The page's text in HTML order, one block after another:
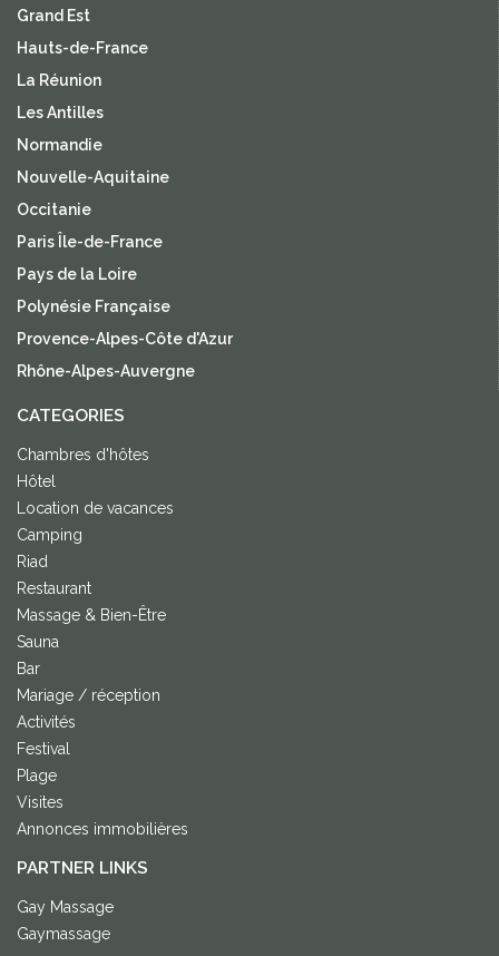
Grand Est
Hauts-de-France
La Réunion
Les Antilles
Normandie
Nouvelle-Aquitaine
Occitanie
Paris Île-de-France
Pays de la Loire
Polynésie Française
Provence-Alpes-Côte d'Azur
Rhône-Alpes-Auvergne
CATEGORIES
Chambres d'hôtes
Hôtel
Location de vacances
Camping
Riad
Restaurant
Massage & Bien-Être
Sauna
Bar
Mariage / réception
Activités
Festival
Plage
Visites
Annonces immobilières
PARTNER LINKS
Gay Massage
Gaymassage